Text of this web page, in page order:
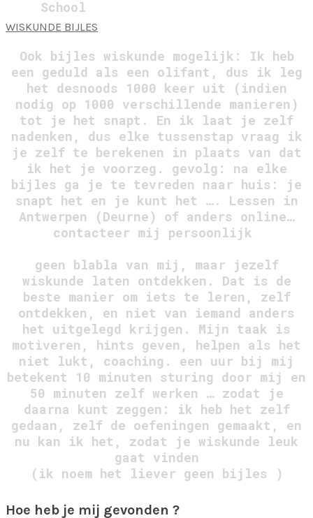
School
WISKUNDE BIJLES
Ook bijles wiskunde mogelijk:
Ik heb
een geduld als een olifant, dus ik leg
het desnoods 1000 keer uit (indien
nodig op 1000 verschillende manieren)
tot je het snapt. En ik laat je zelf
nadenken, dus elke tussenstap vraag ik
je zelf te berekenen in plaats van dat
ik het je voorzeg. gevolg: na elke
bijles ga je te tevreden naar huis: je
snapt het en je kunt het …. Lessen in
Antwerpen (Deurne) of anders online…
contacteer mij persoonlijk
geen blabla van mij, maar jezelf
wiskunde laten ontdekken. Dat is de
beste manier om iets te leren, zelf
ontdekken, en niet van iemand anders
het uitgelegd krijgen. Mijn taak is
motiveren, hints geven, helpen als het
niet lukt, coaching. een uur bij mij
betekent 10 minuten sturing door mij en
50 minuten zelf werken … zodat je
daarna kunt zeggen: ik heb het zelf
gedaan, zelf de oefeningen gemaakt, en
nu kan ik het, zodat je wiskunde leuk
gaat vinden
(ik noem het liever geen bijles )
Leave this field empty
Hoe heb je mij gevonden ?